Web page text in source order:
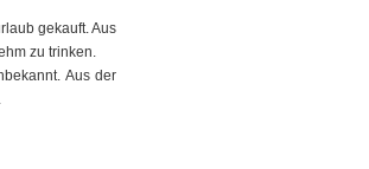
gekauft. Aus
zu trinken.
Aus der